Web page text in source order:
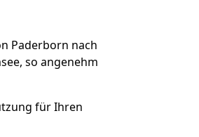
Paderborn nach
so angenehm
für Ihren